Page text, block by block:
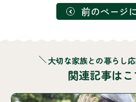
前のページ
大切な家族との暮らし
関連記事はこ